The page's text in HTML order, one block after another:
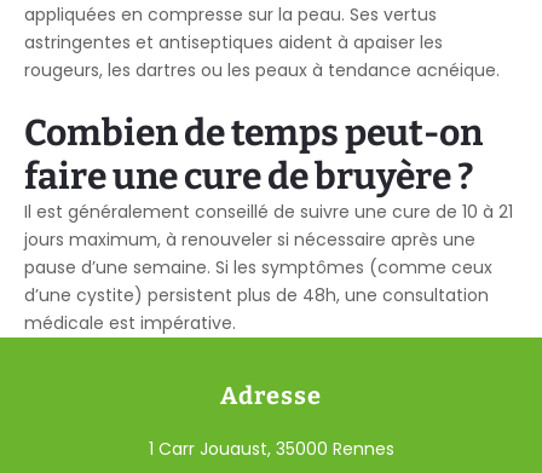
appliquées en compresse sur la peau. Ses vertus
astringentes et antiseptiques aident à apaiser les
rougeurs, les dartres ou les peaux à tendance acnéique.
Combien de temps peut-on
faire une cure de bruyère ?
Il est généralement conseillé de suivre une cure de 10 à 21
jours maximum, à renouveler si nécessaire après une
pause d’une semaine. Si les symptômes (comme ceux
d’une cystite) persistent plus de 48h, une consultation
médicale est impérative.
Adresse
1 Carr Jouaust, 35000 Rennes